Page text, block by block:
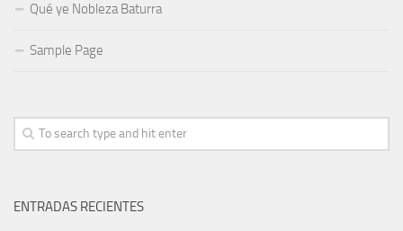
Qué ye Nobleza Baturra
Sample Page
ENTRADAS RECIENTES